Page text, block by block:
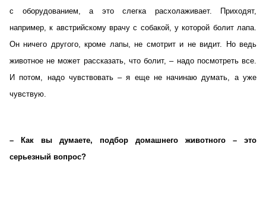
с оборудованием, а это слегка расхолаживает. Приходят,
например, к австрийскому врачу с собакой, у которой болит лапа.
Он ничего другого, кроме лапы, не смотрит и не видит. Но ведь
животное не может рассказать, что болит, – надо посмотреть все.
И потом, надо чувствовать – я еще не начинаю думать, а уже
чувствую.
– Как вы думаете, подбор домашнего животного – это
серьезный вопрос?